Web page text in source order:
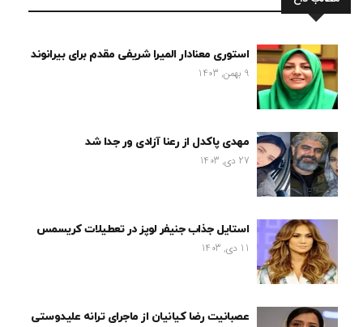
استوری معنادار المیرا شریفی مقدم برای بیرانوند
9 بهمن, 1403
مهدی پاکدل از رعنا آزادی ور جدا شد
27 دی, 1403
استایل جذاب جنیفر لوپز در تعطیلات کریسمس
11 دی, 1403
عصبانیت رضا کیانیان از ماجرای ترانه علیدوستی